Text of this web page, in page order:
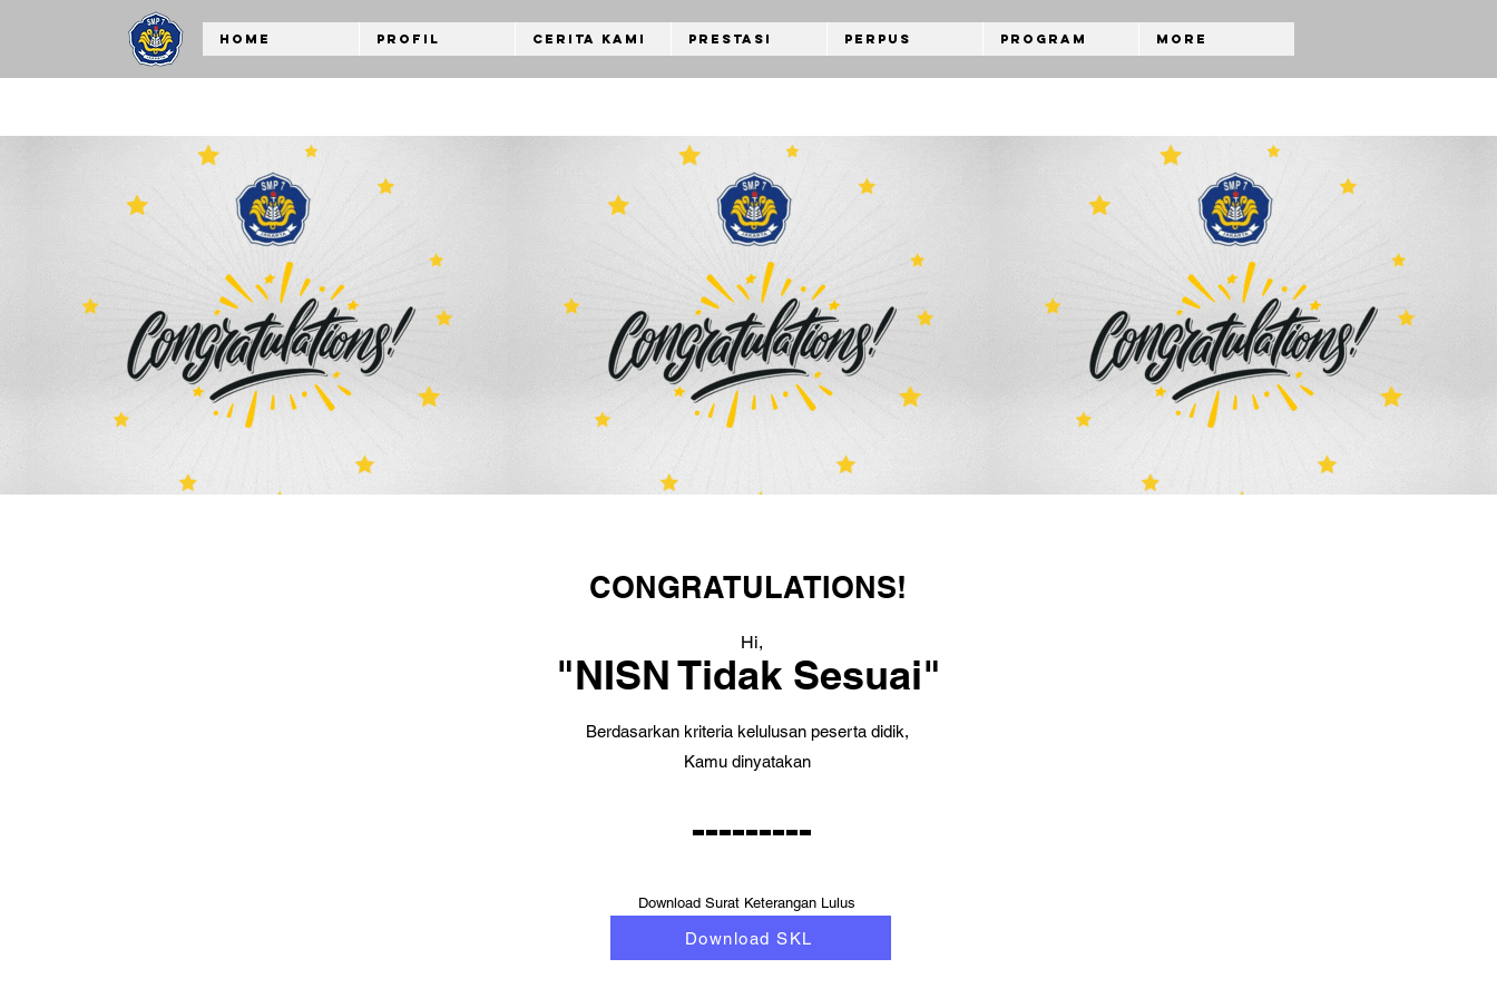
Home Profil Cerita Kami Prestasi Perpus Program More
CONGRATULATIONS!
Hi,
"NISN Tidak Sesuai"
Berdasarkan kriteria kelulusan peserta didik,
Kamu dinyatakan
---------
Download Surat Keterangan Lulus
Download SKL